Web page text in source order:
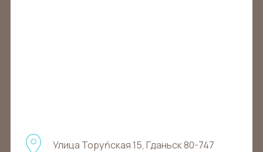
Улица Торуńская 15, Гданьск 80-747